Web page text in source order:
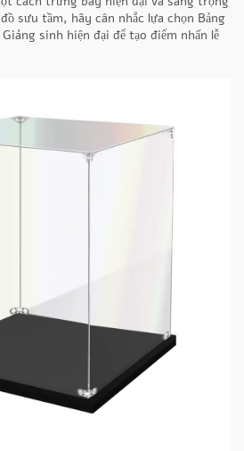
sưu tầm, hãy cân nhắc lựa chọn Bảng
sinh hiện đại để tạo điểm nhấn lễ